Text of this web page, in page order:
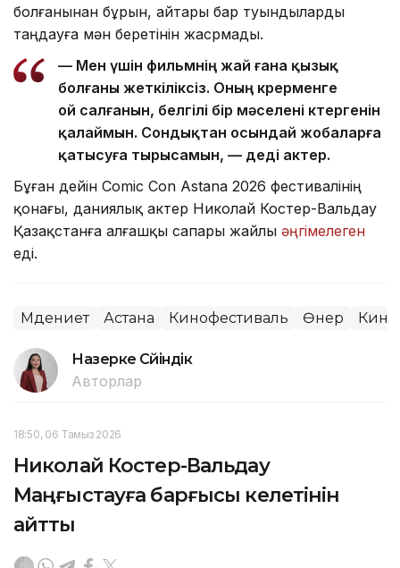
болғанынан бұрын, айтары бар туындыларды
таңдауға мән беретінін жасрмады.
— Мен үшін фильмнің жай ғана қызық
болғаны жеткіліксіз. Оның көрерменге
ой салғанын, белгілі бір мәселені көтергенін
қалаймын. Сондықтан осындай жобаларға
қатысуға тырысамын, — деді актер.
Бұған дейін Comic Con Astana 2026 фестивалінің
қонағы, даниялық актер Николай Костер-Вальдау
Қазақстанға алғашқы сапары жайлы әңгімелеген
еді.
Мәдениет Астана Кинофестиваль Өнер Кино
Назерке Сүйіндік
Авторлар
18:50, 06 Тамыз 2026
Николай Костер-Вальдау
Маңғыстауға барғысы келетінін
айтты